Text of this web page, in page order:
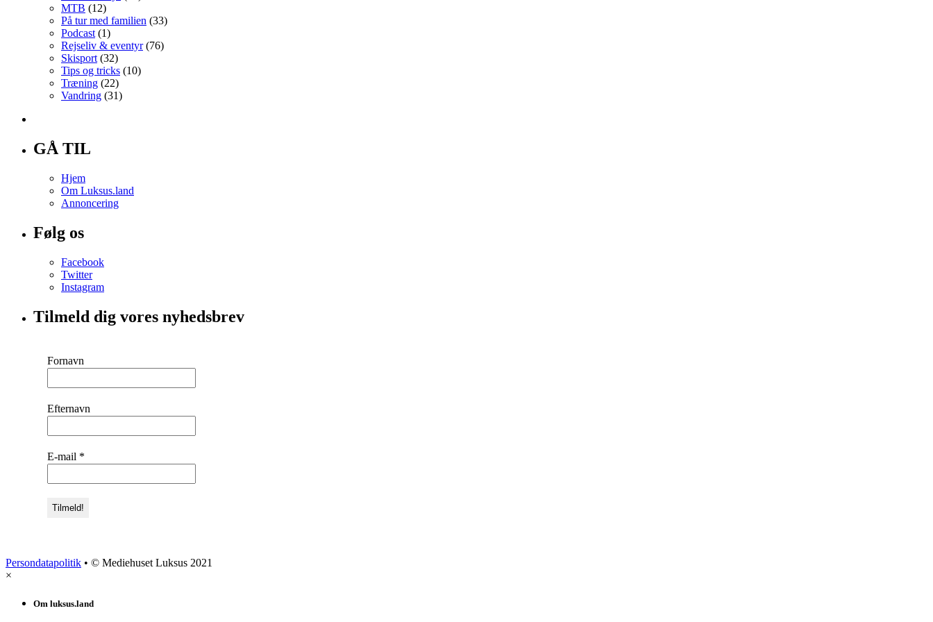
MTB (12)
På tur med familien (33)
Podcast (1)
Rejseliv & eventyr(76)
Skisport (32)
Tips og tricks (10)
Træning (22)
Vandring (31)
GÅ TIL
Hjem
Om Luksus.land
Annoncering
Følg os
Facebook
Twitter
Instagram
Tilmeld dig vores nyhedsbrev
Fornavn
Efternavn
E-mail *
Persondatapolitik • © Mediehuset Luksus 2021
×
Om luksus.land